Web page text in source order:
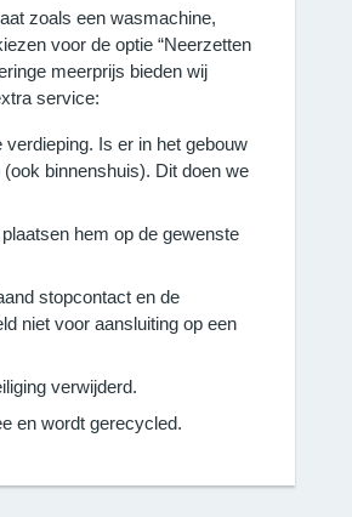
zoals een wasmachine,
voor de optie “Neerzetten
meerprijs bieden wij
service:
Is er in het gebouw
binnenshuis). Dit doen we
hem op de gewenste
stopcontact en de
niet voor aansluiting op een
verwijderd.
en wordt gerecycled.